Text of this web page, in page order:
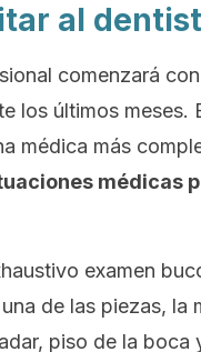
al
comenzará
los últimos meses.
médica más
médicas
examen
de las piezas, la
piso de la boca